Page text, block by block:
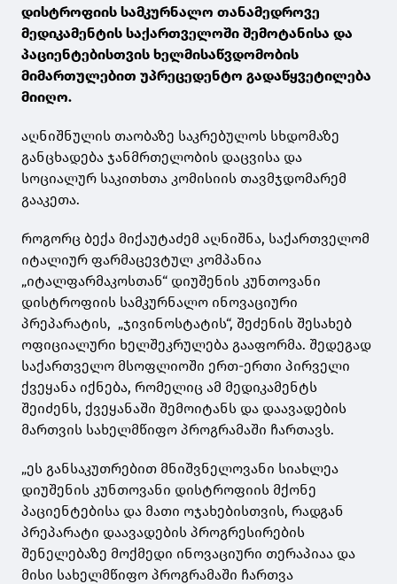
დისტროფიის სამკურნალო თანამედროვე
მედიკამენტის საქართველოში შემოტანისა და
პაციენტებისთვის ხელმისაწვდომობის
მიმართულებით უპრეცედენტო გადაწყვეტილება
მიიღო.
აღნიშნულის თაობაზე საკრებულოს სხდომაზე
განცხადება ჯანმრთელობის დაცვისა და
სოციალურ საკითხთა კომისიის თავმჯდომარემ
გააკეთა.
როგორც ბექა მიქაუტაძემ აღნიშნა, საქართველომ
იტალიურ ფარმაცევტულ კომპანია
„იტალფარმაკოსთან“ დიუშენის კუნთოვანი
დისტროფიის სამკურნალო ინოვაციური
პრეპარატის, „ჯივინოსტატის“, შეძენის შესახებ
ოფიციალური ხელშეკრულება გააფორმა. შედეგად
საქართველო მსოფლიოში ერთ-ერთი პირველი
ქვეყანა იქნება, რომელიც ამ მედიკამენტს
შეიძენს, ქვეყანაში შემოიტანს და დაავადების
მართვის სახელმწიფო პროგრამაში ჩართავს.
„ეს განსაკუთრებით მნიშვნელოვანი სიახლეა
დიუშენის კუნთოვანი დისტროფიის მქონე
პაციენტებისა და მათი ოჯახებისთვის, რადგან
პრეპარატი დაავადების პროგრესირების
შენელებაზე მოქმედი ინოვაციური თერაპიაა და
მისი სახელმწიფო პროგრამაში ჩართვა